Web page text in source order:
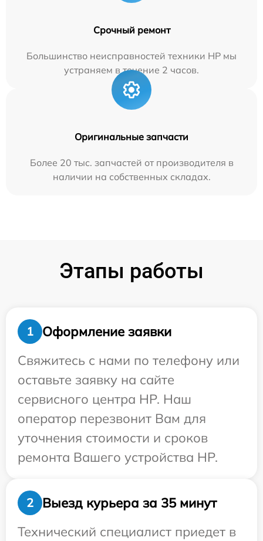
Срочный ремонт
Большинство неисправностей техники HP мы
устраняем в течение 2 часов.
Оригинальные запчасти
Более 20 тыс. запчастей от производителя в
наличии на собственных складах.
Этапы работы
1
Оформление заявки
Свяжитесь с нами по телефону или
оставьте заявку на сайте
сервисного центра HP. Наш
оператор перезвонит Вам для
уточнения стоимости и сроков
ремонта Вашего устройства HP.
2
Выезд курьера за 35 минут
Технический специалист приедет в